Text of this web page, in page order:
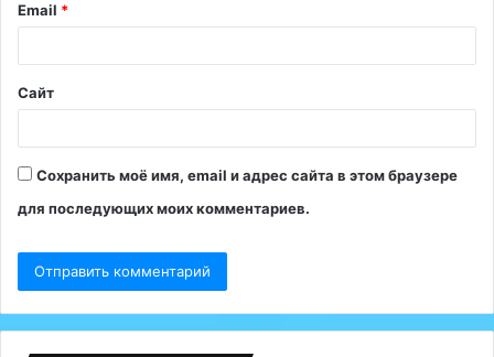
й
*
Email *
Сайт
Сохранить моё имя, email и адрес сайта в этом браузере
для последующих моих комментариев.